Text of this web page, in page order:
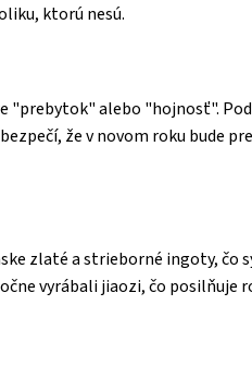
ktorú nesú.
"prebytok" alebo "hojnosť".
že v novom roku bude
zlaté a strieborné ingoty, čo
vyrábali jiaozi, čo posilňuje